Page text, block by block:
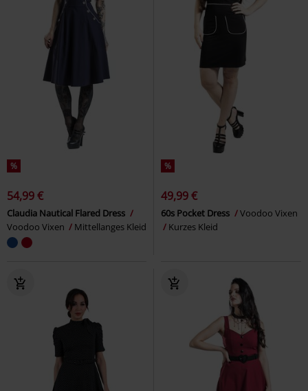
%
54,99 €
Claudia Nautical Flared Dress
Voodoo Vixen
Mittellanges Kleid
%
49,99 €
60s Pocket Dress
Voodoo Vixen
Kurzes Kleid